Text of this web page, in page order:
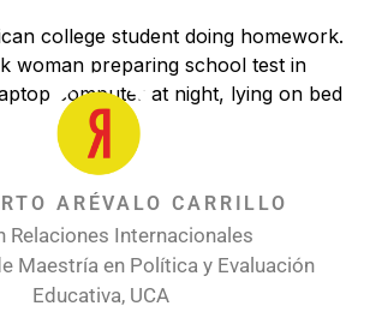
ARÉVALO CARRILLO
Relaciones Internacionales
Maestría en Política y Evaluación
Educativa, UCA